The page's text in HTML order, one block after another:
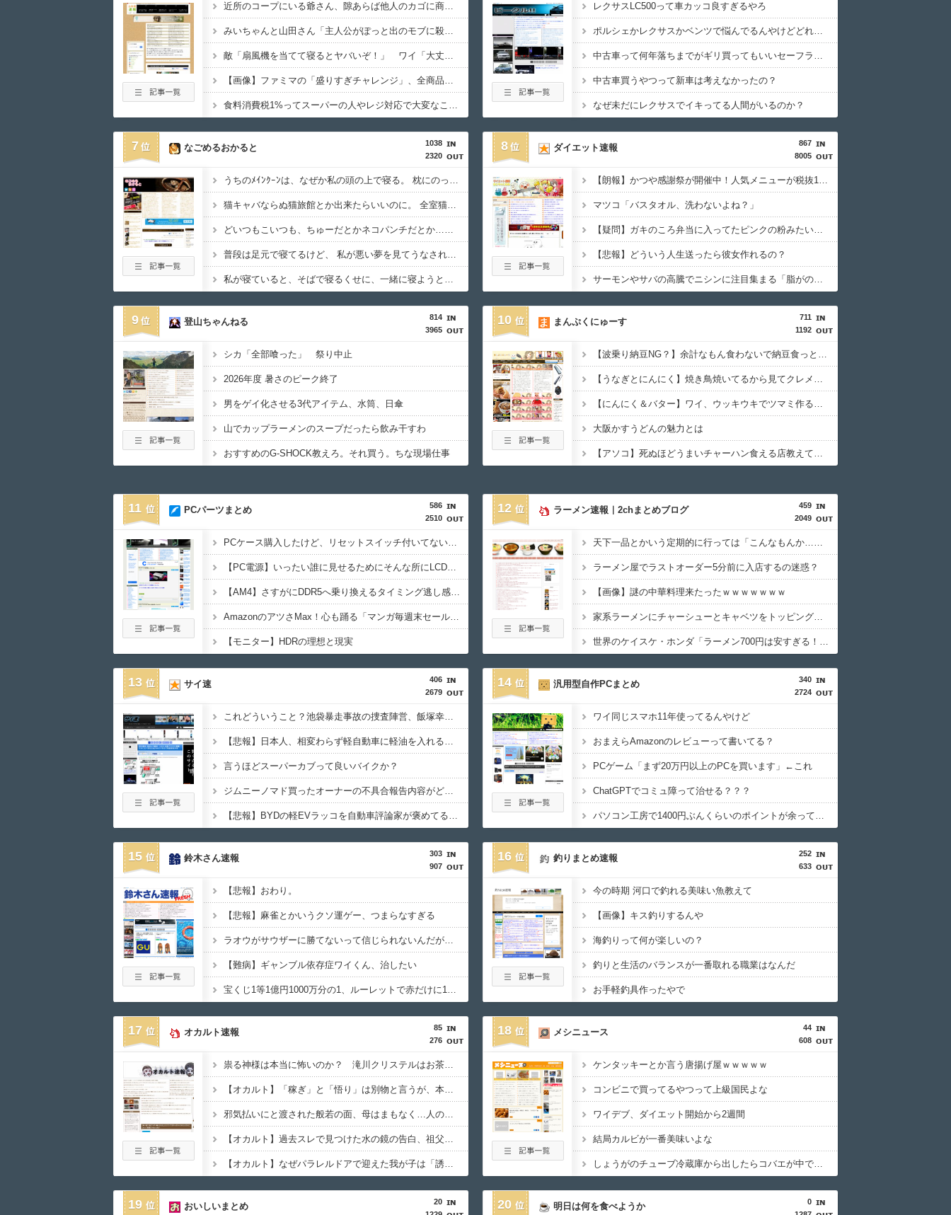
近所のコープにいる爺さん、隙あらば他人のカゴに商品を入れようとする
みいちゃんと山田さん「主人公がぽっと出のモブに殺されて終わります」←これ
敵「扇風機を当てて寝るとヤバいぞ！」 ワイ「大丈夫やろｗｗｗ」扇風機ﾎﾟﾁｰ
【画像】ファミマの「盛りすぎチャレンジ」、全商品買うて来たで
食料消費税1%ってスーパーの人やレジ対応で大変なことにならんか？
レクサスLC500って車カッコ良すぎるやろ
ポルシェかレクサスかベンツで悩んでるんやけどどれがいいと思う？
中古車って何年落ちまでがギリ買ってもいいセーフライン？
中古車買うやつって新車は考えなかったの？
なぜ未だにレクサスでイキってる人間がいるのか？
7
1038
2320
なごめるおかると
うちのﾒｲﾝｸｰﾝは、なぜか私の頭の上で寝る。 枕にのって、全体重を私の頭に預け、爆睡。【再】
猫キャバならぬ猫旅館とか出来たらいいのに。 全室猫付で寝るときはもれなく添い寝してくれるの。【再】
どいつもこいつも、ちゅーだとかネコパンチだとか…。 うちのは俺を起こすとき、手足の指を噛みますが何か。【再】
普段は足元で寝てるけど、 私が悪い夢を見てうなされてたとき 優しくちゅーして起こしてくれた。【再】
私が寝ていると、そばで寝るくせに、一緒に寝ようと布団に入れたり、腕枕してみたりすると、５分ほどガマン。 して・・・【再】
8
867
8005
ダイエット速報
【朗報】かつや感謝祭が開催中！人気メニューが税抜150円引き＆ご飯大盛り無料????
マツコ「バスタオル、洗わないよね？」
【疑問】ガキのころ弁当に入ってたピンクの粉みたいな食い物
【悲報】どういう人生送ったら彼女作れるの？
サーモンやサバの高騰でニシンに注目集まる「脂がのって身もふわふわ」漁獲量や価格も安定
9
814
3965
登山ちゃんねる
シカ「全部喰った」 祭り中止
2026年度 暑さのピーク終了
男をゲイ化させる3代アイテム、水筒、日傘
山でカップラーメンのスープだったら飲み干すわ
おすすめのG-SHOCK教えろ。それ買う。ちな現場仕事
10
711
1192
まんぷくにゅーす
【波乗り納豆NG？】余計なもん食わないで納豆食っときゃ間違いないことが判明した
【うなぎとにんにく】焼き鳥焼いてるから見てクレメンスｗｗｗ（画像あり）
【にんにく＆バター】ワイ、ウッキウキでツマミ作る（画像あり）
大阪かすうどんの魅力とは
【アソコ】死ぬほどうまいチャーハン食える店教えてクレメンスwwwwwwww
11
586
2510
PCパーツまとめ
PCケース購入したけど、リセットスイッチ付いてないのな
【PC電源】いったい誰に見せるためにそんな所にLCD付けるのかな
【AM4】さすがにDDR5へ乗り換えるタイミング逃し感が半端ない
AmazonのアツさMax！心も踊る「マンガ毎週末セール（50%還元）」2日目襲来！
【モニター】HDRの理想と現実
12
459
2049
ラーメン速報｜2chまとめブログ
天下一品とかいう定期的に行っては「こんなもんか…」ってなるラーメン屋wwwwwww
ラーメン屋でラストオーダー5分前に入店するの迷惑？
【画像】謎の中華料理来たったｗｗｗｗｗｗｗ
家系ラーメンにチャーシューとキャベツをトッピングして食べるのが好き
世界のケイスケ・ホンダ「ラーメン700円は安すぎる！2000円にするべき」
13
406
2679
サイ速
これどういうこと？池袋暴走事故の捜査陣営、飯塚幸三受刑者を逮捕しなくていい理由を考えるために1000ページもの法解釈書を読んでた模様…自民議員からも圧力
【悲報】日本人、相変わらず軽自動車に軽油を入れる…
言うほどスーパーカブって良いバイクか？
ジムニーノマド買ったオーナーの不具合報告内容がどれも独特すぎる模様…
【悲報】BYDの軽EVラッコを自動車評論家が褒めてる日本、中国人からは馬鹿にされてる模様…
14
340
2724
汎用型自作PCまとめ
ワイ同じスマホ11年使ってるんやけど
おまえらAmazonのレビューって書いてる？
PCゲーム「まず20万円以上のPCを買います」←これ
ChatGPTでコミュ障って治せる？？？
パソコン工房で1400円ぶんくらいのポイントが余っててまもなく失効しそうなんだが
15
303
907
鈴木さん速報
【悲報】おわり。
【悲報】麻雀とかいうクソ運ゲー、つまらなすぎる
ラオウがサウザーに勝てないって信じられないんだが…
【難病】ギャンブル依存症ワイくん、治したい
宝くじ1等1億円1000万分の1、ルーレットで赤だけに1万円賭けて13連勝（8192万円）する確率2888分の1ｗ
16
252
633
釣りまとめ速報
今の時期 河口で釣れる美味い魚教えて
【画像】キス釣りするんや
海釣りって何が楽しいの？
釣りと生活のバランスが一番取れる職業はなんだ
お手軽釣具作ったやで
17
85
276
オカルト速報
祟る神様は本当に怖いのか？ 滝川クリステルはお茶とお菓子でなだめられる 滝川氏シリーズ傑作5選
【オカルト】「稼ぎ」と「悟り」は別物と言うが、本当にそうなのか？お金じゃ埋まらない欲の正体。
邪気払いにと渡された般若の面、母はまもなく…人の恨み傑作7選
【オカルト】過去スレで見つけた水の鏡の告白、祖父は閻魔様で父はまさかの…
【オカルト】なぜパラレルドアで迎えた我が子は「誘拐」にならないのか？
18
44
608
メシニュース
ケンタッキーとか言う唐揚げ屋ｗｗｗｗｗ
コンビニで買ってるやつって上級国民よな
ワイデブ、ダイエット開始から2週間
結局カルビが一番美味いよな
しょうがのチューブ冷蔵庫から出したらコバエが中で暴れてた
19
20
おいしいまとめ 20
0
明日は何を食べようか